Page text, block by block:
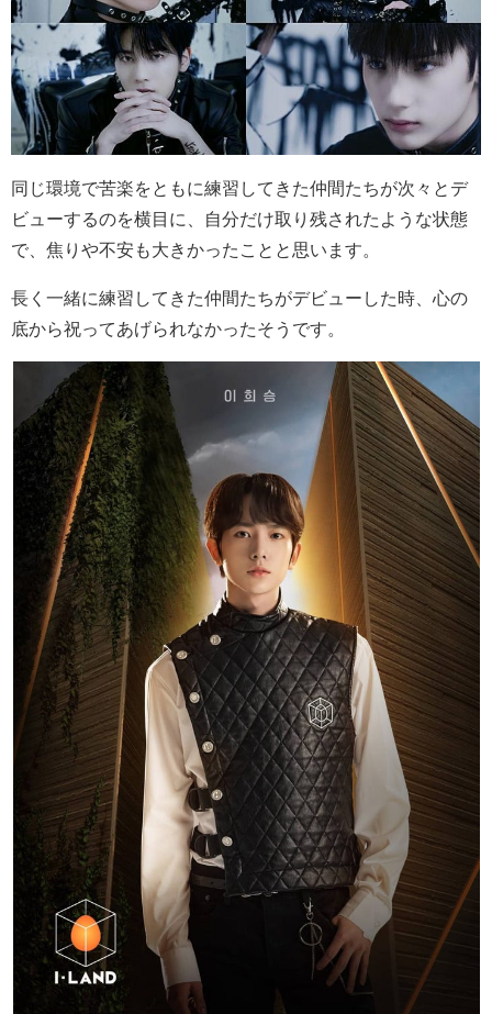
同じ環境で苦楽をともに練習してきた仲間たちが次々とデ
ビューするのを横目に、自分だけ取り残されたような状態
で、焦りや不安も大きかったことと思います。
長く一緒に練習してきた仲間たちがデビューした時、心の
底から祝ってあげられなかったそうです。